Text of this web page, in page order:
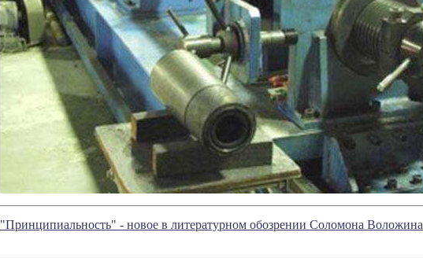
"Принципиальность" - новое в литературном обозрении Соломона Воложина